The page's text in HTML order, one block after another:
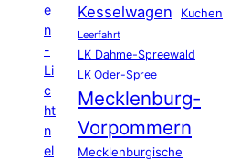
e
n
-
Li
c
ht
n
el
Kesselwagen Kuchen
Leerfahrt
LK Dahme-Spreewald
LK Oder-Spree
Mecklenburg-
Vorpommern
Mecklenburgische